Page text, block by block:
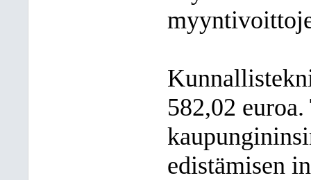
582,02
edistämisen